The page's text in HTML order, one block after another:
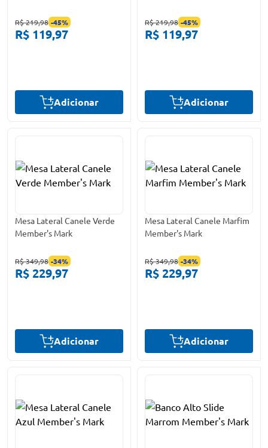
R$ 219,98 -45%
R$ 119,97
Adicionar
R$ 219,98 -45%
R$ 119,97
Adicionar
Mesa Lateral Canele Verde
Member's Mark
R$ 349,98 -34%
R$ 229,97
Adicionar
Mesa Lateral Canele Marfim
Member's Mark
R$ 349,98 -34%
R$ 229,97
Adicionar